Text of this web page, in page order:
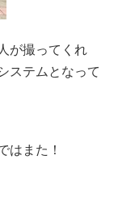
が撮ってくれ
ステムとなって
はまた！